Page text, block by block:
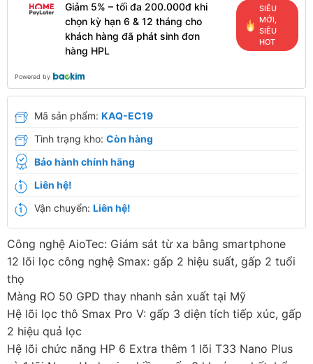
Giảm 5% – tối đa 200.000đ khi
chọn kỳ hạn 6 & 12 tháng cho
khách hàng đã phát sinh đơn
hàng HPL
SIÊU
MỚI,
SIÊU
HOT
Powered by
Mã sản phẩm: KAQ-EC19
Tình trạng kho: Còn hàng
Bảo hành chính hãng
Liên hệ!
Vận chuyển: Liên hệ!
Công nghệ AioTec: Giám sát từ xa bằng smartphone
12 lõi lọc công nghệ Smax: gấp 2 hiệu suất, gấp 2 tuổi
thọ
Màng RO 50 GPD thay nhanh sản xuất tại Mỹ
Hệ lõi lọc thô Smax Pro V: gấp 3 diện tích tiếp xúc, gấp
2 hiệu quả lọc
Hệ lõi chức năng HP 6 Extra thêm 1 lõi T33 Nano Plus